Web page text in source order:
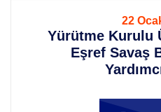
22
Yürütme Kurulu
Eşref Savaş